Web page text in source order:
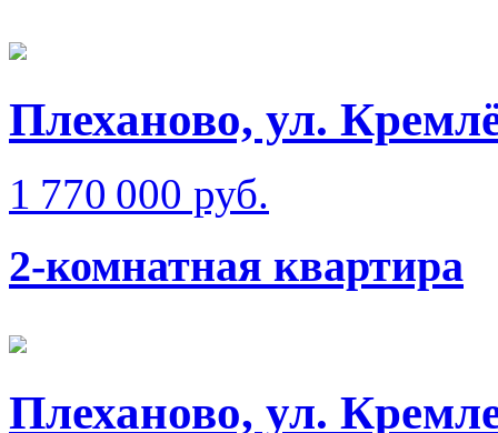
Плеханово, ул.
1 770 000 руб.
2-комнатная квартира
Плеханово, ул.